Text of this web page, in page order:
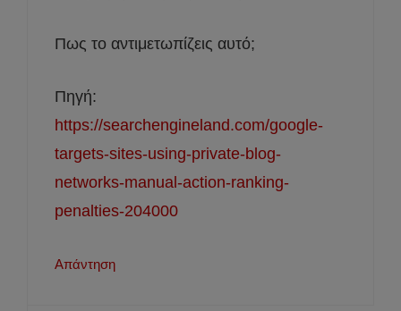
Πως το αντιμετωπίζεις αυτό;
Πηγή:
https://searchengineland.com/google-
targets-sites-using-private-blog-
networks-manual-action-ranking-
penalties-204000
Απάντηση